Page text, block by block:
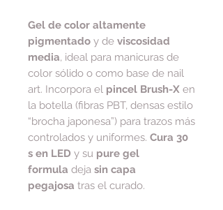
Gel de color altamente
pigmentado y de viscosidad
media, ideal para manicuras de
color sólido o como base de nail
art. Incorpora el pincel Brush-X en
la botella (fibras PBT, densas estilo
“brocha japonesa”) para trazos más
controlados y uniformes. Cura 30
s en LED y su pure gel
formula deja sin capa
pegajosa tras el curado.